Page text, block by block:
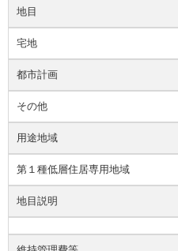
地目
宅地
都市計画
その他
用途地域
第１種低層住居専用地域
地目説明